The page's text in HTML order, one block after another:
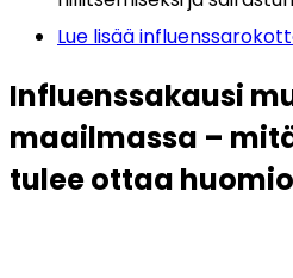
Lue lisää
Influenssakausi
maailmassa –
tulee ottaa